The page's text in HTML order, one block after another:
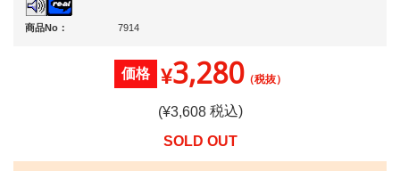
商品No： 7914
価格 ¥3,280（税抜）
(¥3,608税込)
SOLD OUT